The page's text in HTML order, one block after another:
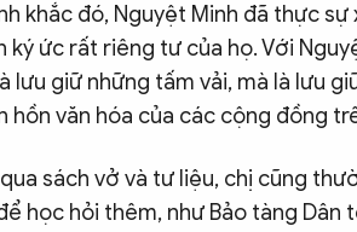
khắc đó, Nguyệt Minh đã thực
ức rất riêng tư của họ. Với
lưu giữ những tấm vải, mà là lưu
hồn văn hóa của các cộng đồng
sách vở và tư liệu, chị cũng
học hỏi thêm, như Bảo tàng Dân